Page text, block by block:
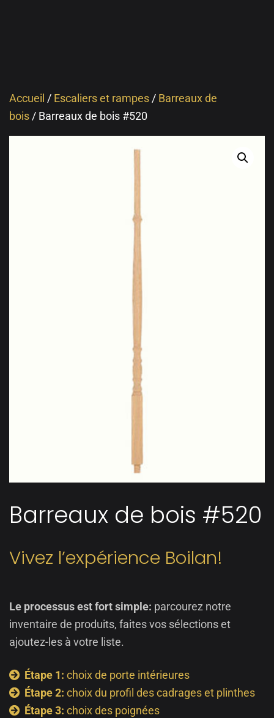
Accueil / Escaliers et rampes / Barreaux de
bois / Barreaux de bois #520
Barreaux de bois #520
Vivez l’expérience Boilan!
Le processus est fort simple: parcourez notre
inventaire de produits, faites vos sélections et
ajoutez-les à votre liste.
Étape 1: choix de porte intérieures
Étape 2: choix du profil des cadrages et plinthes
Étape 3: choix des poignées